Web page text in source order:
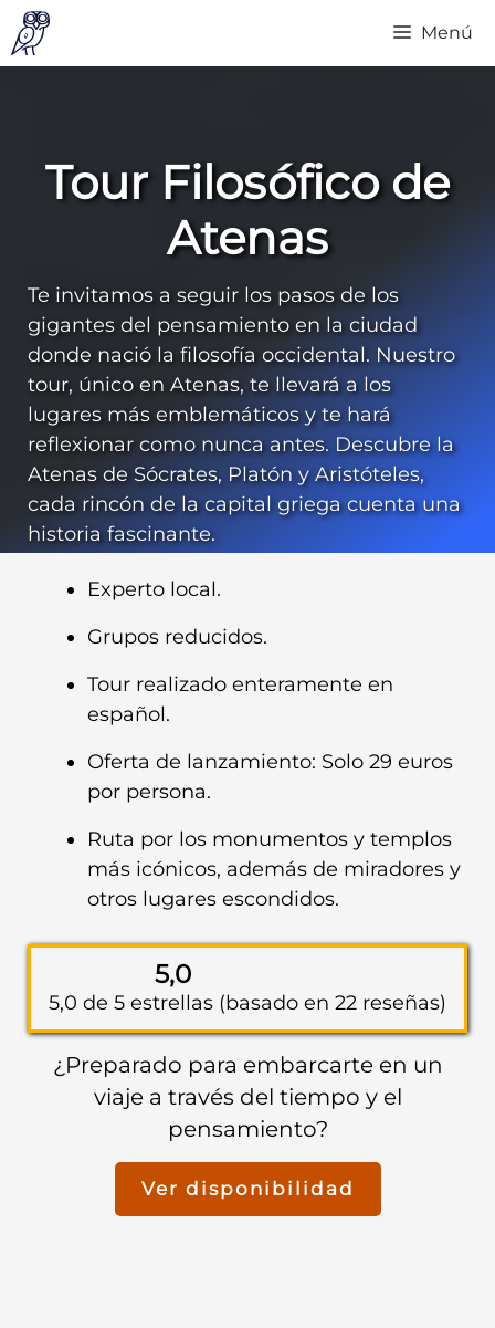
Saltar
al
contenido
Menú
Tour Filosófico de
Atenas
Te invitamos a seguir los pasos de los
gigantes del pensamiento en la ciudad
donde nació la filosofía occidental. Nuestro
tour, único en Atenas, te llevará a los
lugares más emblemáticos y te hará
reflexionar como nunca antes. Descubre la
Atenas de Sócrates, Platón y Aristóteles,
cada rincón de la capital griega cuenta una
historia fascinante.
Experto local.
Grupos reducidos.
Tour realizado enteramente en
español.
Oferta de lanzamiento: Solo 29 euros
por persona.
Ruta por los monumentos y templos
más icónicos, además de miradores y
otros lugares escondidos.
5,0
5,0 de 5 estrellas (basado en 22 reseñas)
¿Preparado para embarcarte en un
viaje a través del tiempo y el
pensamiento?
Ver disponibilidad